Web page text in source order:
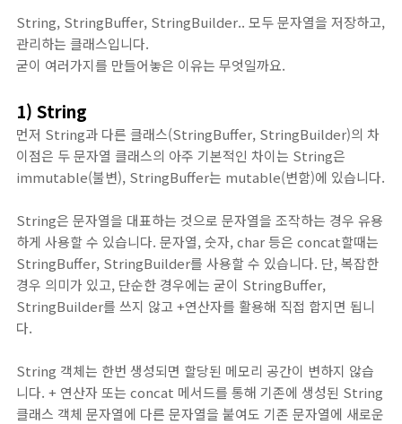
String, StringBuffer, StringBuilder.. 모두 문자열을 저장하고,
관리하는 클래스입니다.
굳이 여러가지를 만들어놓은 이유는 무엇일까요.
1) String
먼저 String과 다른 클래스(StringBuffer, StringBuilder)의 차
이점은 두 문자열 클래스의 아주 기본적인 차이는 String은
immutable(불변), StringBuffer는 mutable(변함)에 있습니다.
String은 문자열을 대표하는 것으로 문자열을 조작하는 경우 유용
하게 사용할 수 있습니다. 문자열, 숫자, char 등은 concat할때는
StringBuffer, StringBuilder를 사용할 수 있습니다. 단, 복잡한
경우 의미가 있고, 단순한 경우에는 굳이 StringBuffer,
StringBuilder를 쓰지 않고 +연산자를 활용해 직접 합지면 됩니
다.
String 객체는 한번 생성되면 할당된 메모리 공간이 변하지 않습
니다. + 연산자 또는 concat 메서드를 통해 기존에 생성된 String
클래스 객체 문자열에 다른 문자열을 붙여도 기존 문자열에 새로운